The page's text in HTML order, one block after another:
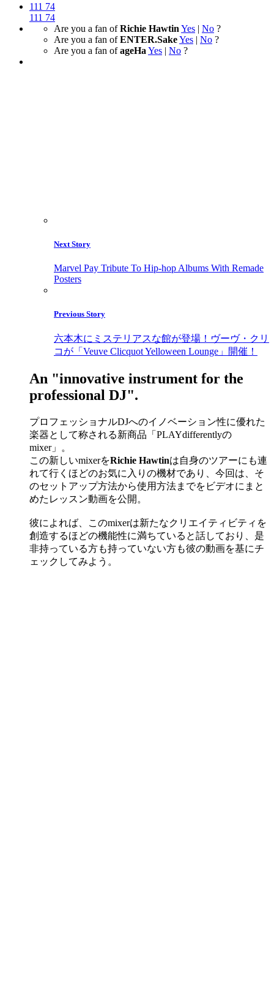
111 74
111 74
Are you a fan ofRichie Hawtin Yes | No ?
Are you a fan ofENTER.SakeYes | No ?
Are you a fan ofageHa Yes | No ?
Next Story
Marvel Pay Tribute To Hip-hop Albums With Remade
Posters
Previous Story
六本木にミステリアスな館が登場！ヴーヴ・クリ
コが「Veuve Clicquot Yelloween Lounge」開催！
An "innovative instrument for the
professional DJ".
プロフェッショナルDJへのイノベーション性に優れた
楽器として称される新商品「PLAYdifferentlyの
mixer」。
この新しいmixerをRichie Hawtinは自身のツアーにも連
れて行くほどのお気に入りの機材であり、今回は、そ
のセットアップ方法から使用方法までをビデオにまと
めたレッスン動画を公開。
彼によれば、このmixerは新たなクリエイティビティを
創造するほどの機能性に満ちていると話しており、是
非持っている方も持っていない方も彼の動画を基にチ
ェックしてみよう。